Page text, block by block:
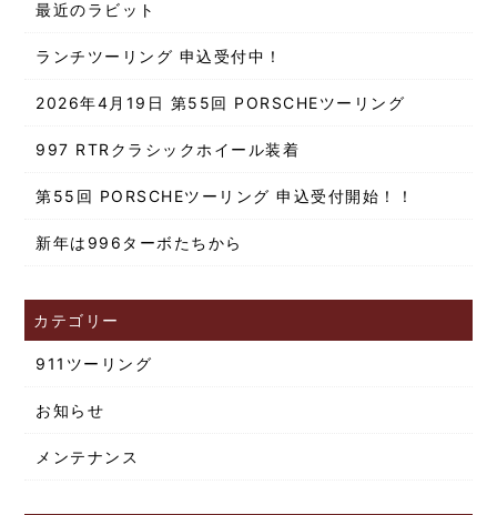
最近のラビット
ランチツーリング 申込受付中！
2026年4月19日 第55回 PORSCHEツーリング
997 RTRクラシックホイール装着
第55回 PORSCHEツーリング 申込受付開始！！
新年は996ターボたちから
カテゴリー
911ツーリング
お知らせ
メンテナンス